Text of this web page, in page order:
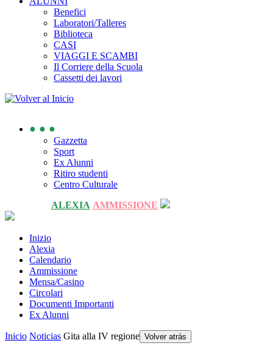
Benefici
Laboratori/Talleres
Biblioteca
CASI
VIAGGI E SCAMBI
Il Corriere della Scuola
Cassetti dei lavori
● ● ●
Gazzetta
Sport
Ex Alunni
Ritiro studenti
Centro Culturale
ALEXIA AMMISSIONE
Inizio
Alexia
Calendario
Ammissione
Mensa/Casino
Circolari
Documenti Importanti
Ex Alunni
Inicio Noticias Gita alla IV regione Volver atrás